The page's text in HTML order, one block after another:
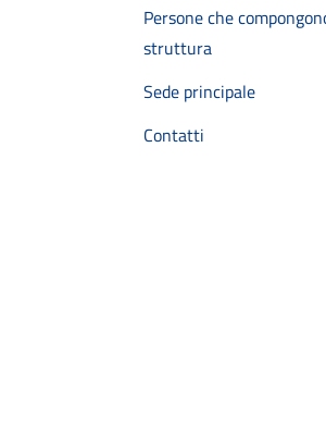
Persone che
struttura
Sede principale
Contatti